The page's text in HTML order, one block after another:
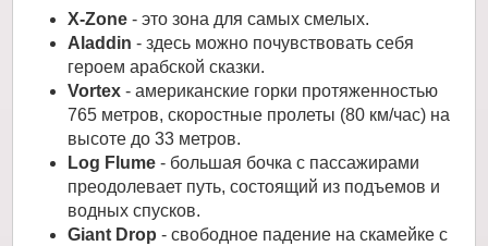
X-Zone - это зона для самых смелых.
Aladdin - здесь можно почувствовать себя
героем арабской сказки.
Vortex - американские горки протяженностью
765 метров, скоростные пролеты (80 км/час) на
высоте до 33 метров.
Log Flume - большая бочка с пассажирами
преодолевает путь, состоящий из подъемов и
водных спусков.
Giant Drop - свободное падение на скамейке с